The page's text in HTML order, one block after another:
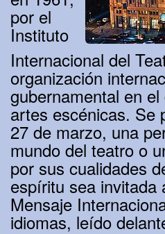
por el
Instituto
Internacional del
organización
gubernamental en
artes escénicas. Se
27 de marzo, una
mundo del teatro o
por sus cualidades
espíritu sea invitada
Mensaje
idiomas, leído